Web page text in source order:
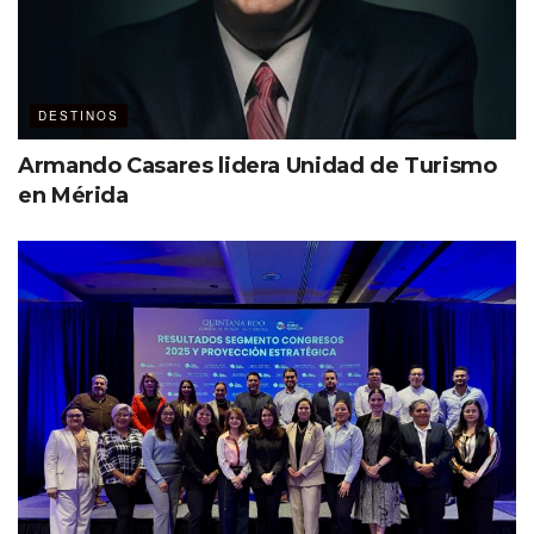
cultura y naturaleza para descubrir y disfrutar.
Bogotá reúne la magia de todo un país, ¡En Bogotá Nos
Etiquetas: Bureau de Convenciones de Bogotá Colombia
DESTINOS
Armando Casares lidera Unidad de Turismo
en Mérida